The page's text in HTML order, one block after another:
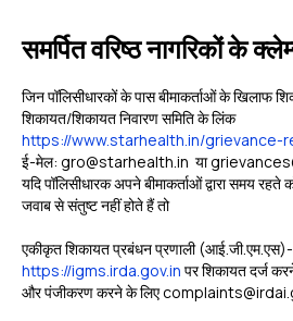
समर्पित वरिष्ठ नागरिकों के
जिन पॉलिसीधारकों के पास बीमाकर्ताओं के खिलाफ
शिकायत/शिकायत निवारण समिति के लिंक
https://www.starhealth.in/grievance-
ई-मेल: gro@starhealth.in या
यदि पॉलिसीधारक अपने बीमाकर्ताओं द्वारा समय
जवाब से संतुष्ट नहीं होते हैं तो
एकीकृत शिकायत प्रबंधन प्रणाली
https://igms.irda.gov.in पर शिकायत दर्ज
और पंजीकरण करने के लिए